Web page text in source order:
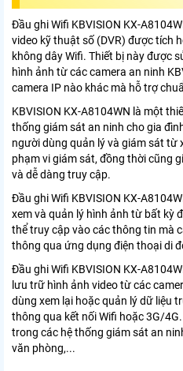
Đầu ghi Wifi KBVISION KX-
video kỹ thuật số (DVR) được tích
không dây Wifi. Thiết bị này được
hình ảnh từ các camera an ninh
camera IP nào khác mà hỗ trợ
KBVISION KX-A8104WN là một
thống giám sát an ninh cho gia
người dùng quản lý và giám sát từ
phạm vi giám sát, đồng thời cũng
và dễ dàng truy cập.
Đầu ghi Wifi KBVISION KX-
xem và quản lý hình ảnh từ bất kỳ
thể truy cập vào các thông tin mà
thông qua ứng dụng điện thoại di
Đầu ghi Wifi KBVISION KX-
lưu trữ hình ảnh video từ các
dùng xem lại hoặc quản lý dữ liệu
thông qua kết nối Wifi hoặc 3G/
trong các hệ thống giám sát an
văn phòng,...